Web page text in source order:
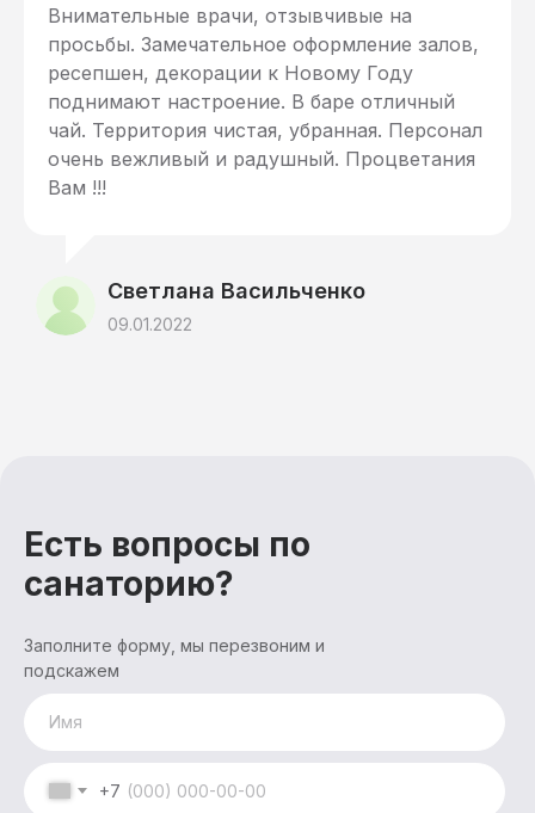
Внимательные врачи, отзывчивые на
просьбы. Замечательное оформление залов,
ресепшен, декорации к Новому Году
поднимают настроение. В баре отличный
чай. Территория чистая, убранная. Персонал
очень вежливый и радушный. Процветания
Вам !!!
Светлана Васильченко
09.01.2022
Есть вопросы по
санаторию?
Заполните форму, мы перезвоним и
подскажем
+7
Афиша
Контакты